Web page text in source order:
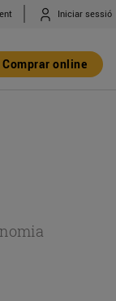
Iniciar sessió
Comprar online